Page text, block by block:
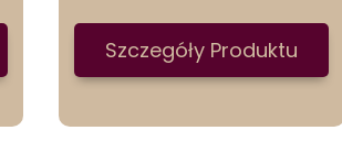
Szczegóły Produktu